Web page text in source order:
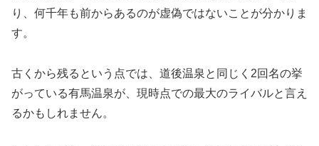
り、何千年も前からあるのが虚偽ではないことが分かりま
す。
古くから残るという点では、道後温泉と同じく2回名の挙
がっている有馬温泉が、現時点での最大のライバルと言え
るかもしれません。